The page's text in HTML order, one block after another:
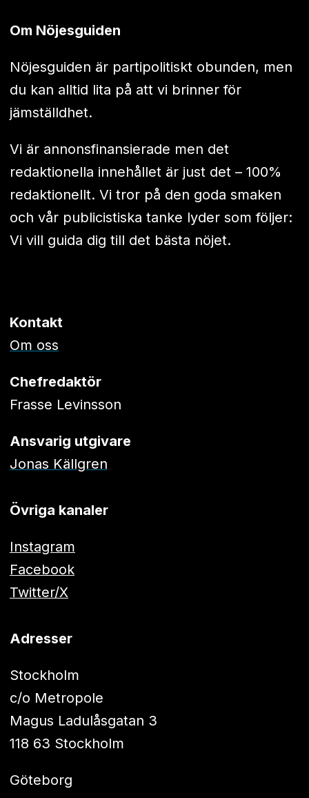
Om Nöjesguiden
Nöjesguiden är partipolitiskt obunden, men
du kan alltid lita på att vi brinner för
jämställdhet.
Vi är annonsfinansierade men det
redaktionella innehållet är just det – 100%
redaktionellt. Vi tror på den goda smaken
och vår publicistiska tanke lyder som följer:
Vi vill guida dig till det bästa nöjet.
Kontakt
Om oss
Chefredaktör
Frasse Levinsson
Ansvarig utgivare
Jonas Källgren
Övriga kanaler
Instagram
Facebook
Twitter/X
Adresser
Stockholm
c/o Metropole
Magus Ladulåsgatan 3
118 63 Stockholm
Göteborg